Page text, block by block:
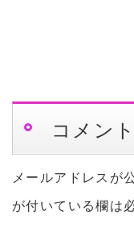
コメン
メールアドレスが
が付いている欄は